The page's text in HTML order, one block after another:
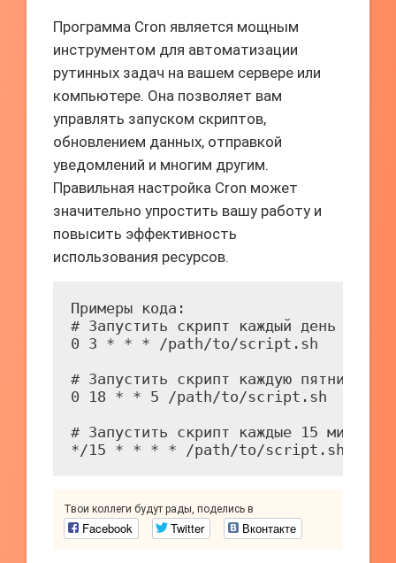
Программа Cron является мощным
инструментом для автоматизации
рутинных задач на вашем сервере или
компьютере. Она позволяет вам
управлять запуском скриптов,
обновлением данных, отправкой
уведомлений и многим другим.
Правильная настройка Cron может
значительно упростить вашу работу и
повысить эффективность
использования ресурсов.
Примеры кода:
# Запустить скрипт каждый день в 3
0 3 * * * /path/to/script.sh
# Запустить скрипт каждую пятницу в
0 18 * * 5 /path/to/script.sh
# Запустить скрипт каждые 15 минут
Твои коллеги будут рады, поделись в
Facebook Twitter Вконтакте